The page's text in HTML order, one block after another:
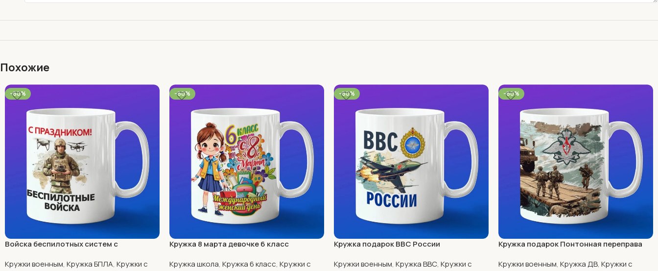
Похожие
-60%
Войска беспилотных систем с
Кружки военным, Кружка БПЛА, Кружки с
-60%
Кружка 8 марта девочке 6 класс
Кружка школа, Кружка 6 класс, Кружки с
-60%
Кружка подарок ВВС России
Кружки военным, Кружка ВВС, Кружки с
-60%
Кружка подарок Понтонная переправа
Кружки военным, Кружка ДВ, Кружки с